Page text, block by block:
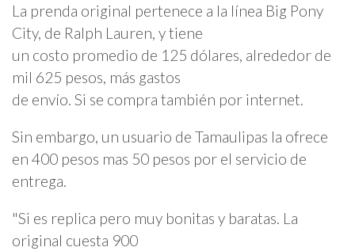
La prenda original pertenece a la línea Big Pony
City, de Ralph Lauren, y tiene
un costo promedio de 125 dólares, alrededor de
mil 625 pesos, más gastos
de envío. Si se compra también por internet.
Sin embargo, un usuario de Tamaulipas la ofrece
en 400 pesos mas 50 pesos por el servicio de
entrega.
"Si es replica pero muy bonitas y baratas. La
original cuesta 900